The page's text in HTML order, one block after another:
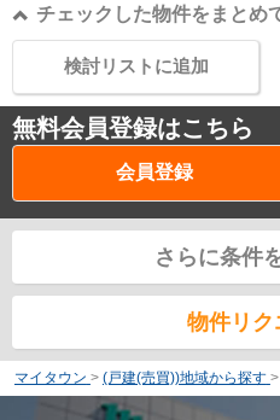
チェックした物件をまとめ
検討リストに追加
無料会員登録はこちら
会員登録
さらに条件
物件リク
マイタウン > (戸建(売買))地域から探す >